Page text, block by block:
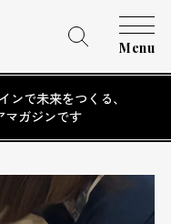
Menu
ンで未来をつくる、
マガジンです